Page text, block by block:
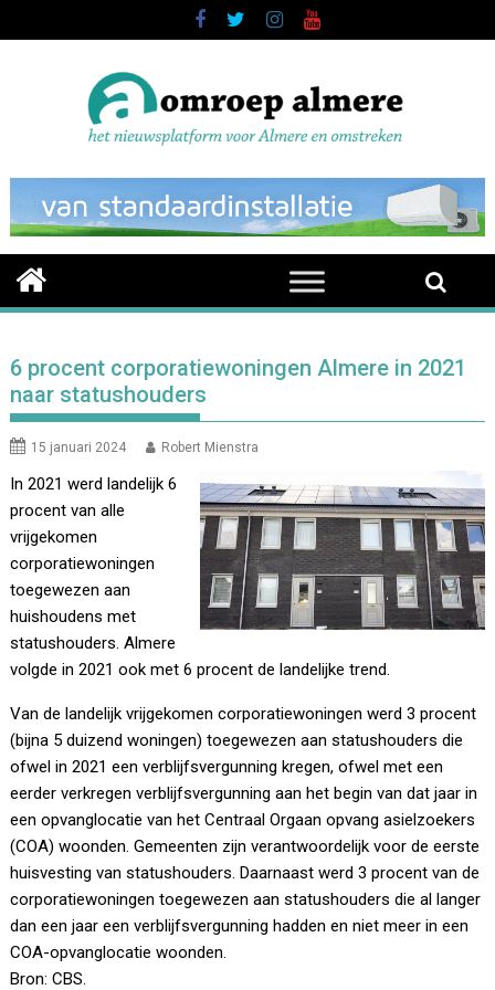
to
6 procent corporatiewoningen Almere in 2021
naar statushouders
15 januari 2024 Robert Mienstra
In 2021 werd landelijk 6
procent van alle
vrijgekomen
corporatiewoningen
toegewezen aan
huishoudens met
statushouders. Almere
volgde in 2021 ook met 6 procent de landelijke trend.
Van de landelijk vrijgekomen corporatiewoningen werd 3 procent
(bijna 5 duizend woningen) toegewezen aan statushouders die
ofwel in 2021 een verblijfsvergunning kregen, ofwel met een
eerder verkregen verblijfsvergunning aan het begin van dat jaar in
een opvanglocatie van het Centraal Orgaan opvang asielzoekers
(COA) woonden. Gemeenten zijn verantwoordelijk voor de eerste
huisvesting van statushouders. Daarnaast werd 3 procent van de
corporatiewoningen toegewezen aan statushouders die al langer
dan een jaar een verblijfsvergunning hadden en niet meer in een
COA-opvanglocatie woonden.
Bron: CBS.